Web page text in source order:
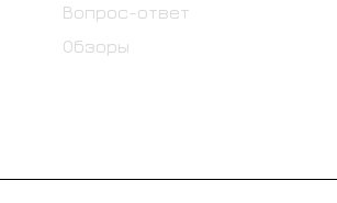
Вопрос-ответ
Обзоры